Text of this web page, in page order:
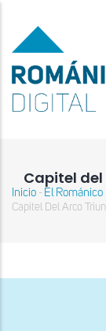
contenido
principal
Capitel
ayuda
Inicio - El Románico
Capitel Del Arco